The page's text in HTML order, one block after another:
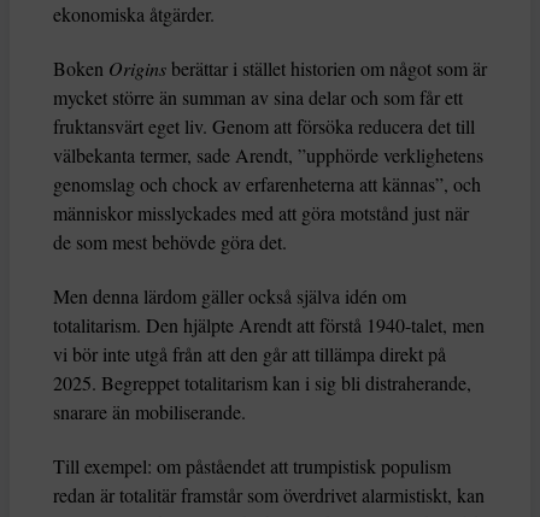
ekonomiska åtgärder.
Boken Originsberättar i stället historien om något som är
mycket större än summan av sina delar och som får ett
fruktansvärt eget liv. Genom att försöka reducera det till
välbekanta termer, sade Arendt, ”upphörde verklighetens
genomslag och chock av erfarenheterna att kännas”, och
människor misslyckades med att göra motstånd just när
de som mest behövde göra det.
Men denna lärdom gäller också själva idén om
totalitarism. Den hjälpte Arendt att förstå 1940-talet, men
vi bör inte utgå från att den går att tillämpa direkt på
2025. Begreppet totalitarism kan i sig bli distraherande,
snarare än mobiliserande.
Till exempel: om påståendet att trumpistisk populism
redan är totalitär framstår som överdrivet alarmistiskt, kan